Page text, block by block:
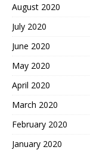
August 2020
July 2020
June 2020
May 2020
April 2020
March 2020
February 2020
January 2020